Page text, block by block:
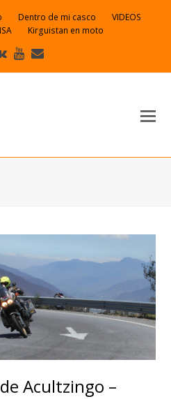
Dentro de mi casco
VIDEOS
Kirguistan en moto
VK Youtube
electrónico
Acultzingo –